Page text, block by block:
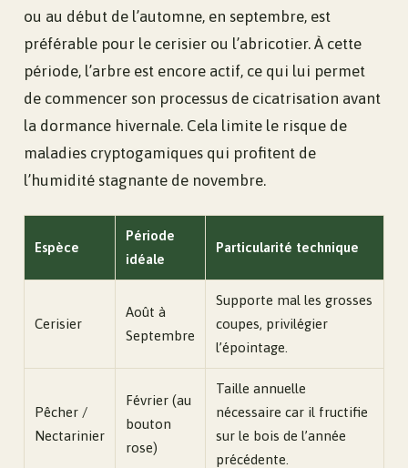
ou au début de l’automne, en septembre, est
préférable pour le cerisier ou l’abricotier. À cette
période, l’arbre est encore actif, ce qui lui permet
de commencer son processus de cicatrisation avant
la dormance hivernale. Cela limite le risque de
maladies cryptogamiques qui profitent de
l’humidité stagnante de novembre.
Espèce
Période
idéale
Particularité technique
Cerisier
Août à
Septembre
Supporte mal les grosses
coupes, privilégier
l’épointage.
Pêcher /
Nectarinier
Février (au
bouton
rose)
Taille annuelle
nécessaire car il fructifie
sur le bois de l’année
précédente.